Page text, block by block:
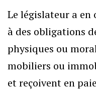
Le législateur a en
à des obligations
physiques ou
mobiliers ou
et reçoivent en